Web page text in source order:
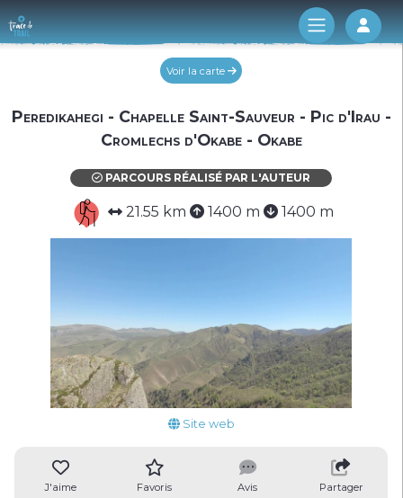
Log
Voir la carte
Peredikahegi - Chapelle Saint-Sauveur - Pic d'Irau -
Cromlechs d'Okabe - Okabe
PARCOURS RÉALISÉ PAR L'AUTEUR
21.55 km 1400 m 1400 m
Site web
J'aime Favoris Avis Partager